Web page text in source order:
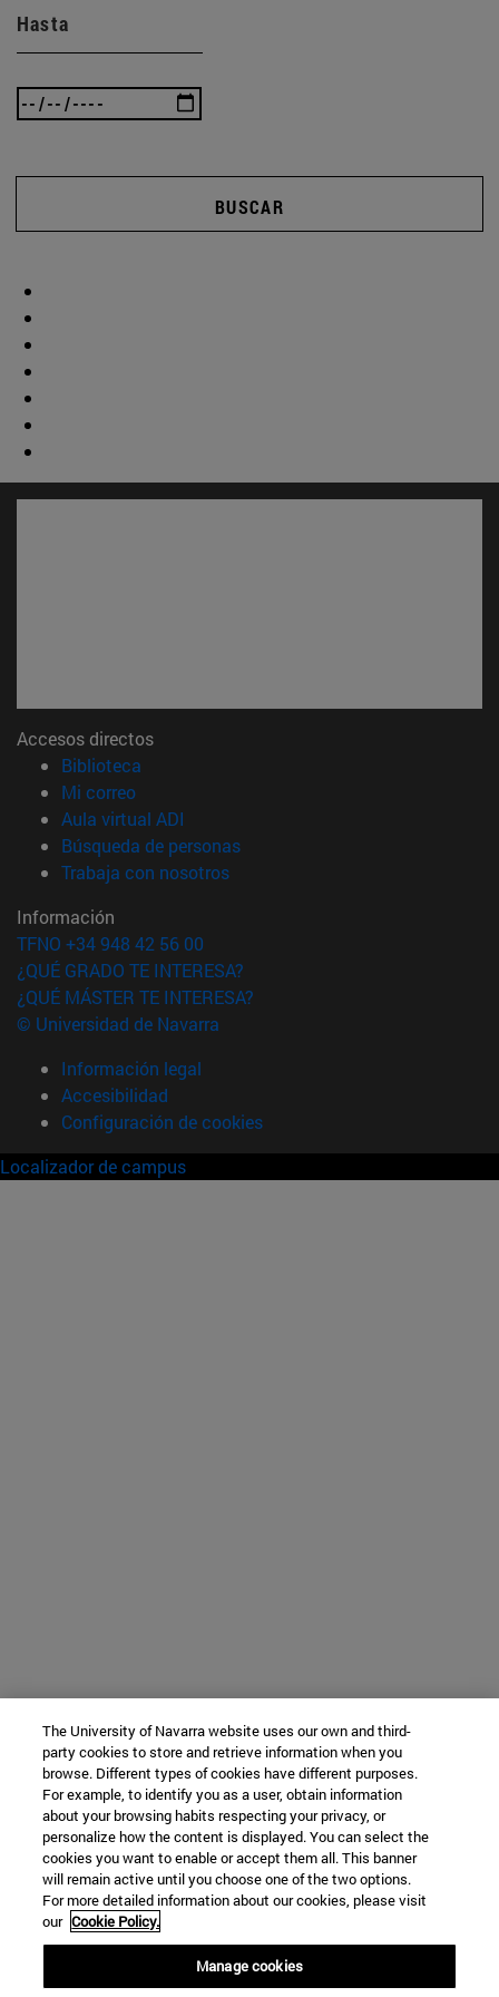
Hasta
BUSCAR
Accesos directos
Biblioteca
Mi correo(abre en nueva ventana)
Aula virtual ADI
Búsqueda de personas(abre en nueva ventana)
Trabaja con nosotros(abre en nueva ventana)
Información
TFNO +34 948 42 56 00
¿QUÉ GRADO TE INTERESA?
¿QUÉ MÁSTER TE INTERESA?
© Universidad de Navarra
Información legal
Accesibilidad
Configuración de cookies
Localizador de campus
The University of Navarra website uses our own and third-
party cookies to store and retrieve information when you
browse. Different types of cookies have different purposes.
For example, to identify you as a user, obtain information
about your browsing habits respecting your privacy, or
personalize how the content is displayed. You can select the
cookies you want to enable or accept them all. This banner
will remain active until you choose one of the two options.
For more detailed information about our cookies, please visit
our Cookie Policy.
Manage cookies